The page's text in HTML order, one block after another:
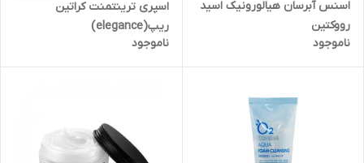
اسنس آبرسان هیالورونیک اسید
رووکتین
ناموجود
اسپری ترینتمنت کراتین
ریپ(elegance)
ناموجود